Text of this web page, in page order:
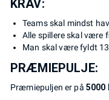
KRAV:
Teams skal mindst
Alle spillere skal være
Man skal være fyldt
PRÆMIEPULJE:
Præmiepuljen er på 5000